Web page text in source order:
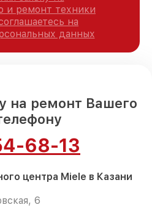
и ремонт техники
на
данных
на ремонт Вашего
68-13
центра Miele в Казани
6